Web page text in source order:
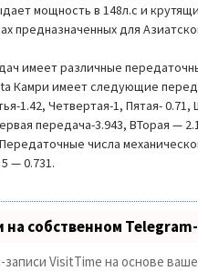
мощность в 148л.с и
предназначенных для
имеет различные
Камри имеет следующие
1.42, Четвертая-1, Пятая-
передача-3.943, ВТорая —
числа
— 0.731.
на собственном
VisitTime на основе